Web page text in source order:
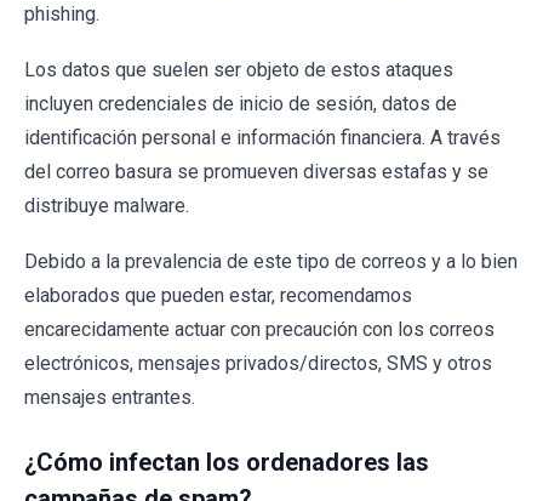
phishing.
Los datos que suelen ser objeto de estos ataques
incluyen credenciales de inicio de sesión, datos de
identificación personal e información financiera. A través
del correo basura se promueven diversas estafas y se
distribuye malware.
Debido a la prevalencia de este tipo de correos y a lo bien
elaborados que pueden estar, recomendamos
encarecidamente actuar con precaución con los correos
electrónicos, mensajes privados/directos, SMS y otros
mensajes entrantes.
¿Cómo infectan los ordenadores las